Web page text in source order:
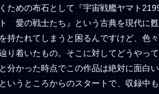
ための布石として『宇宙戦艦ヤマト
愛の戦士たち』という古典を現代に
持たれてしまうと困るんですけど、色
り着いたもの。そこに対してどうやっ
分かった時点でこの作品は絶対に面白
いうところからのスタートで、収録中